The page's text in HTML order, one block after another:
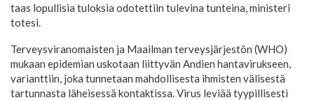
taas lopullisia tuloksia odotettiin tulevina tunteina, ministeri
totesi.
Terveysviranomaisten ja Maailman terveysjärjestön (WHO)
mukaan epidemian uskotaan liittyvän Andien hantavirukseen,
varianttiin, joka tunnetaan mahdollisesta ihmisten välisestä
tartunnasta läheisessä kontaktissa. Virus leviää tyypillisesti